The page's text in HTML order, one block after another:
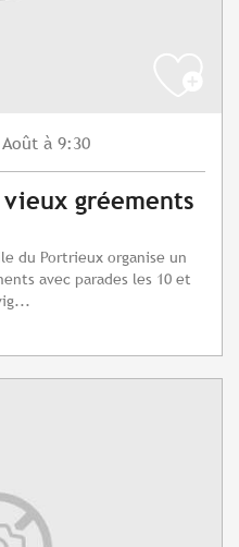
Août à 9:30
vieux gréements
du Portrieux organise un
avec parades les 10 et